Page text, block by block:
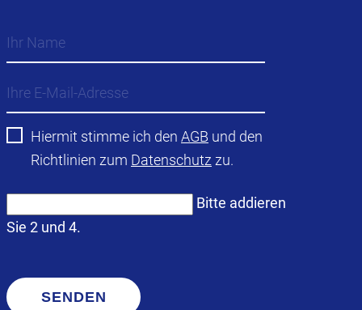
Hiermit stimme ich den AGB und den
Richtlinien zum Datenschutz zu.
Bitte addieren
Sie 2 und 4.
SENDEN